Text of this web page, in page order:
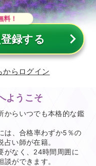
料！
録する
からログイン
ようこそ
からいつでも本格的な鑑
は、合格率わずか5％の
い師が在籍。
がなく、24時間周囲に
ができます。